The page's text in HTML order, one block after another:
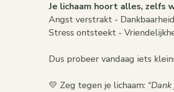
Je lichaam hoort alles,
Angst verstrakt -
Stress ontsteekt -
Dus probeer vandaag iets
💛 Zeg tegen je lichaam: